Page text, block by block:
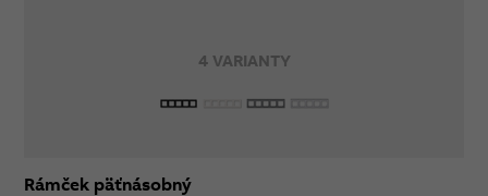
4 VARIANTY
Rámček päťnásobný